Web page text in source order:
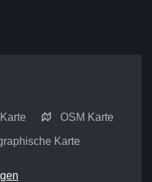
OSM Karte
Karte